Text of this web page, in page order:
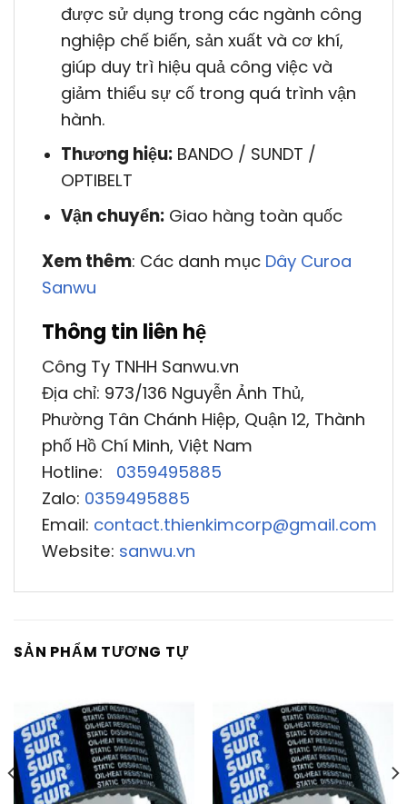
được sử dụng trong các ngành công
nghiệp chế biến, sản xuất và cơ khí,
giúp duy trì hiệu quả công việc và
giảm thiểu sự cố trong quá trình vận
hành.
Thương hiệu:BANDO / SUNDT /
OPTIBELT
Vận chuyển:Giao hàng toàn quốc
Xem thêm: Các danh mục Dây Curoa
Sanwu
Thông tin liên hệ
Công Ty TNHH Sanwu.vn
Địa chỉ: 973/136 Nguyễn Ảnh Thủ,
Phường Tân Chánh Hiệp, Quận 12, Thành
phố Hồ Chí Minh, Việt Nam
Hotline: 0359495885
Zalo: 0359495885
Email: contact.thienkimcorp@gmail.com
Website: sanwu.vn
SẢN PHẨM TƯƠNG TỰ